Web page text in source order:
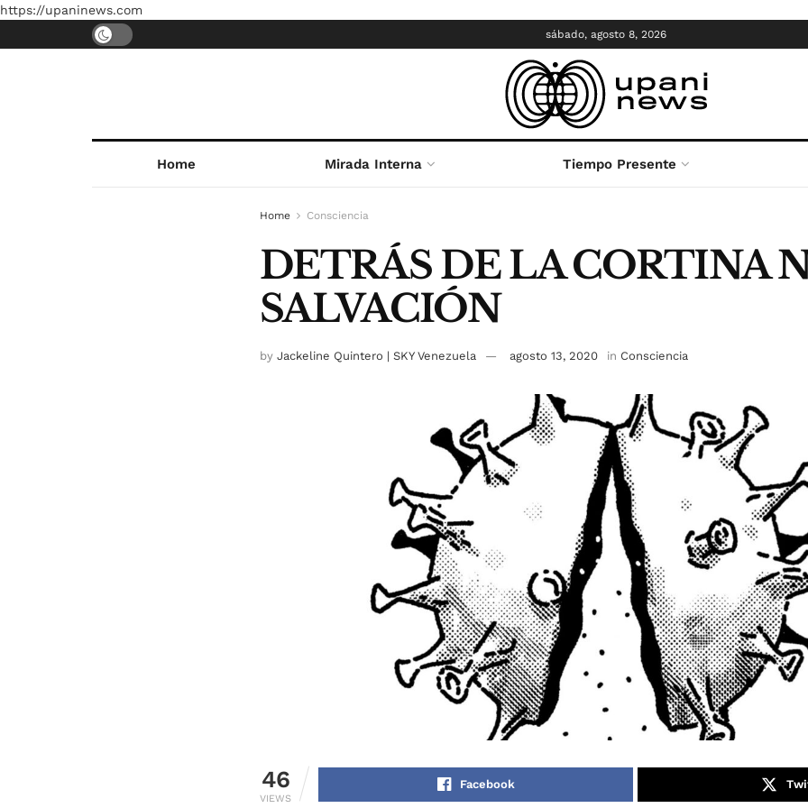
https://upaninews.com
sábado, agosto 8, 2026
Home Mirada Interna Tiempo Presente
Home Consciencia
DETRÁS DE LA CORTINA
SALVACIÓN
by Jackeline Quintero | SKY Venezuela agosto 13, 2020 in Consciencia
46
VIEWS
Facebook